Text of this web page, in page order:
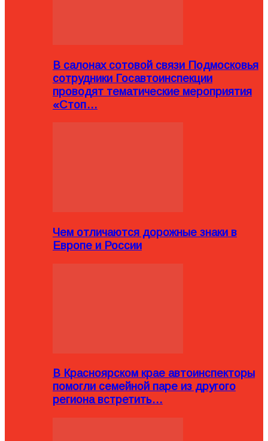
В салонах сотовой связи Подмосковья
сотрудники Госавтоинспекции
проводят тематические мероприятия
«Стоп…
Чем отличаются дорожные знаки в
Европе и России
В Красноярском крае автоинспекторы
помогли семейной паре из другого
региона встретить…